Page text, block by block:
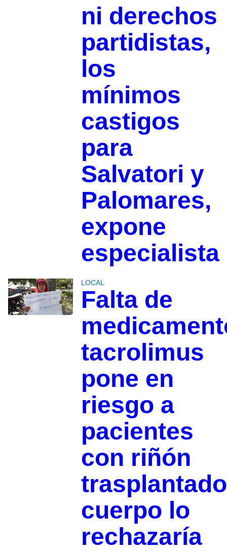
ni derechos
partidistas,
los
mínimos
castigos
para
Salvatori y
Palomares,
expone
especialista
LOCAL
Falta de
tacrolimus
pone en
riesgo a
pacientes
con riñón
cuerpo lo
rechazaría